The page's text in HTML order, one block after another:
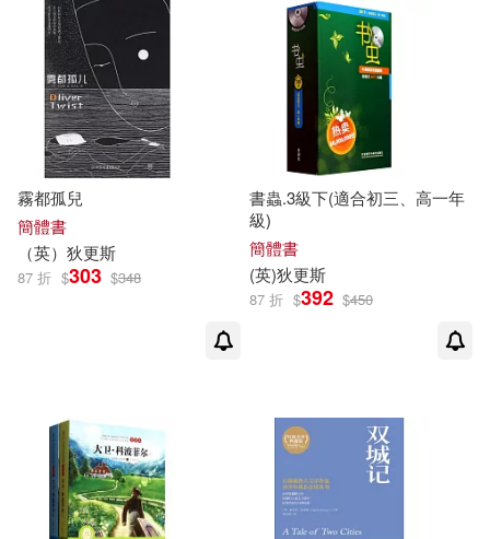
霧都孤兒
簡體書
（英） 狄更斯
87 折 $303 $348
書蟲.3級下(適合初三、高一年
級)
簡體書
(英)狄更斯
87 折 $392 $450